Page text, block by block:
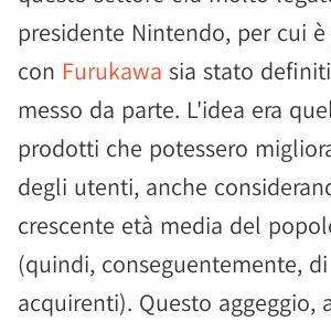
presidente Nintendo, per cui
con Furukawa sia stato
messo da parte. L'idea era
prodotti che potessero
degli utenti, anche
crescente età media del
(quindi, conseguentemente,
acquirenti). Questo aggeggio,